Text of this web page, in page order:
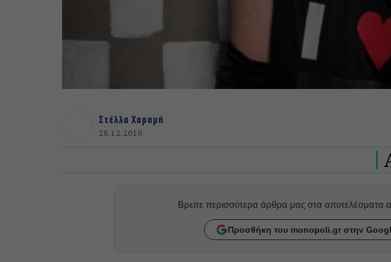
Στέλλα Χαραμή
26.12.2016
Βρείτε περισσότερα άρθρα μας στα αποτελέσματα
Προσθήκη του monopoli.gr στην